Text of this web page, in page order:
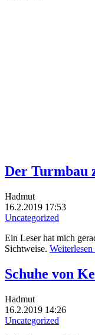
Der Turmbau
Hadmut
16.2.2019 17:53
Uncategorized
Ein Leser hat mich
Sichtweise. Weiterlesen
Schuhe von
Hadmut
16.2.2019 14:26
Uncategorized